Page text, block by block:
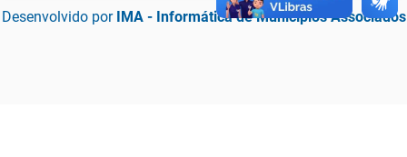
Desenvolvido por IMA - Informática de Municípios Associados